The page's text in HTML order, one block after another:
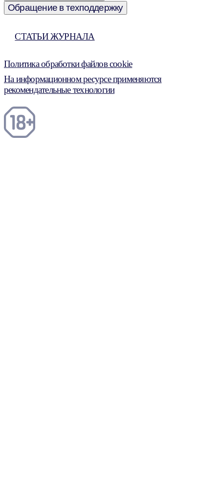
Обращение в техподдержку
СТАТЬИ ЖУРНАЛА
Политика обработки файлов cookie
На информационном ресурсе применяются
рекомендательные технологии